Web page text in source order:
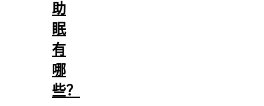
助
眠
有
哪
些？